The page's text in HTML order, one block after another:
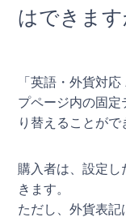
はできま
「英語・外貨対
プページ内の固
り替えることがで
購入者は、設定
きます。
ただし、外貨表